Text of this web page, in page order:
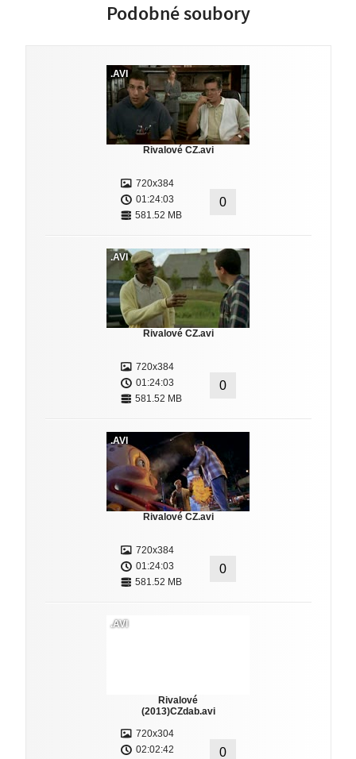
Podobné soubory
.AVI
Rivalové CZ.avi
720x384
01:24:03
581.52 MB
0
.AVI
Rivalové CZ.avi
720x384
01:24:03
581.52 MB
0
.AVI
Rivalové CZ.avi
720x384
01:24:03
581.52 MB
0
.AVI
Rivalové
(2013)CZdab.avi
720x304
02:02:42
0